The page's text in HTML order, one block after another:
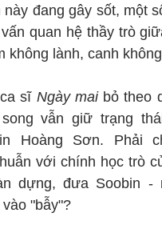
này đang gây sốt, một
quan hệ thầy trò
không lành, canh
sĩ Ngày maibỏ theo
vẫn giữ trạng
Hoàng Sơn. Phải
với chính học trò
dựng, đưa Soobin -
"bẫy"?